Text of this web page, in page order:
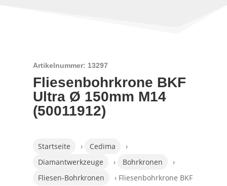
Artikelnummer: 13297
Fliesenbohrkrone BKF
Ultra Ø 150mm M14
(50011912)
Startseite › Cedima
›
Diamantwerkzeuge
› Bohrkronen
›
Fliesen-Bohrkronen
› Fliesenbohrkrone BKF